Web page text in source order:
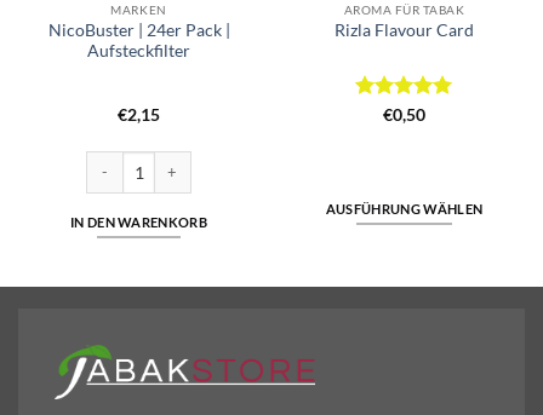
MARKEN
NicoBuster | 24er Pack |
Aufsteckfilter
€2,15
IN DEN WARENKORB
AROMA FÜR TABAK
Rizla Flavour Card
Bewertet
€0,50
AUSFÜHRUNG WÄHLEN
weist